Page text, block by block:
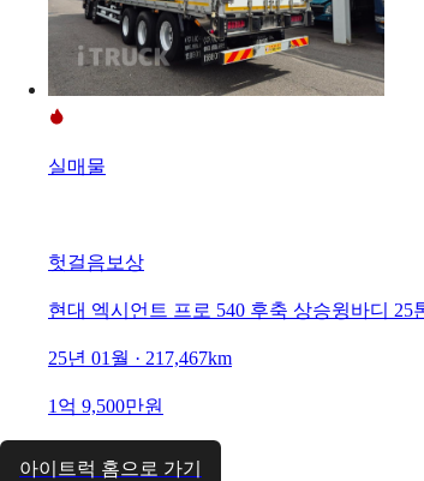
실매물
헛걸음보상
현대 엑시언트 프로 540 후축 상승윙바디 25
25년 01월 · 217,467km
1억 9,500만원
아이트럭 홈으로 가기